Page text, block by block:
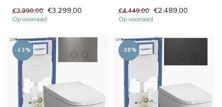
Com...
€3.990,00 €3.299,00
Op voorraad
technologie, comfort en...
€4.449,00 €2.489,00
Op voorraad
-43% -38%